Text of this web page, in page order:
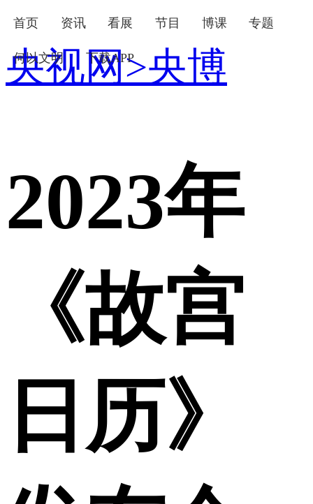
首页 资讯 看展 节目 博课 专题
何以文明 下载APP
下次自动登录
使用合作网站账号登录
央视网>央博
2023年
《故宫
日历》